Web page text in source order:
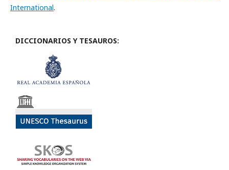
International.
DICCIONARIOS Y TESAUROS: